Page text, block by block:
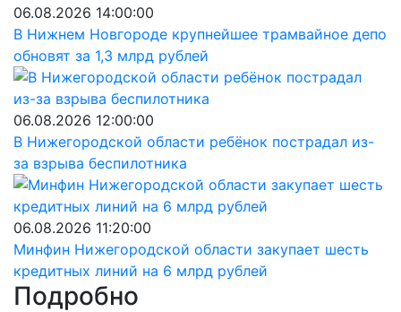
06.08.2026 14:00:00
В Нижнем Новгороде крупнейшее трамвайное депо
обновят за 1,3 млрд рублей
06.08.2026 12:00:00
В Нижегородской области ребёнок пострадал из-
за взрыва беспилотника
06.08.2026 11:20:00
Минфин Нижегородской области закупает шесть
кредитных линий на 6 млрд рублей
Подробно